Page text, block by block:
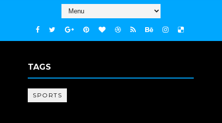
TAGS
SPORTS